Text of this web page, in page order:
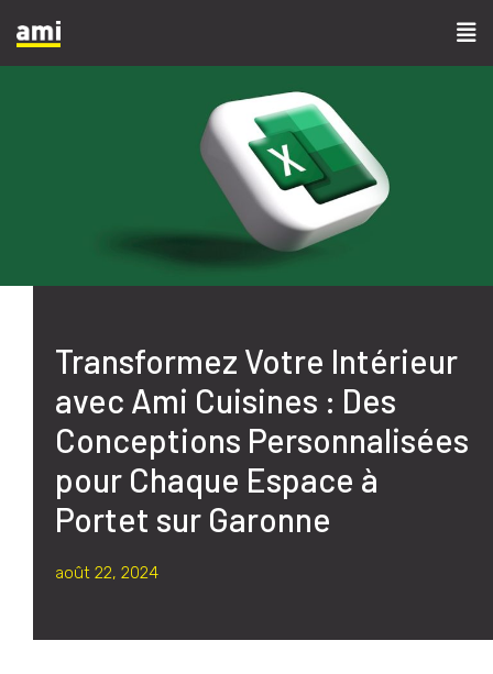
Transformez Votre Intérieur
avec Ami Cuisines : Des
Conceptions Personnalisées
pour Chaque Espace à
Portet sur Garonne
août 22, 2024